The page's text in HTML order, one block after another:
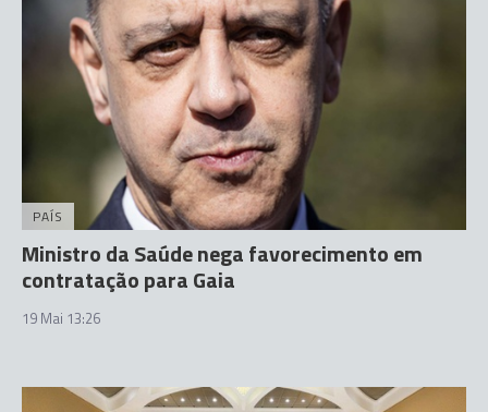
PAÍS
Ministro da Saúde nega favorecimento em
contratação para Gaia
19 Mai 13:26